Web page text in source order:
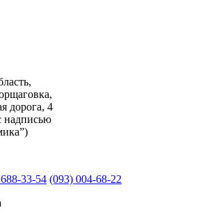
дорога, 4
надписью
33-54 (093) 004-68-22